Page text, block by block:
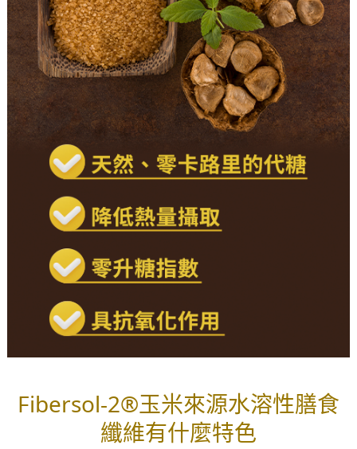
Fibersol-2®玉米來源水溶性膳食
纖維有什麼特色